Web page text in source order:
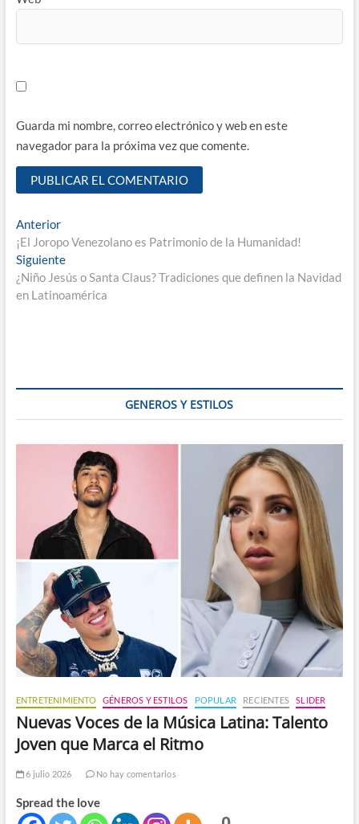
Guarda mi nombre, correo electrónico y web en este
navegador para la próxima vez que comente.
Navegación
de
entradas
AnteriorEntrada
anterior:
¡El Joropo Venezolano es Patrimonio de la Humanidad!
SiguienteEntrada
siguiente:
¿Niño Jesús o Santa Claus? Tradiciones que definen la Navidad
en Latinoamérica
GENEROS Y ESTILOS
ENTRETENIMIENTO GÉNEROS Y ESTILOS POPULAR RECIENTES SLIDER
Nuevas Voces de la Música Latina: Talento
Joven que Marca el Ritmo
6 julio 2026 No hay comentarios
Spread the love